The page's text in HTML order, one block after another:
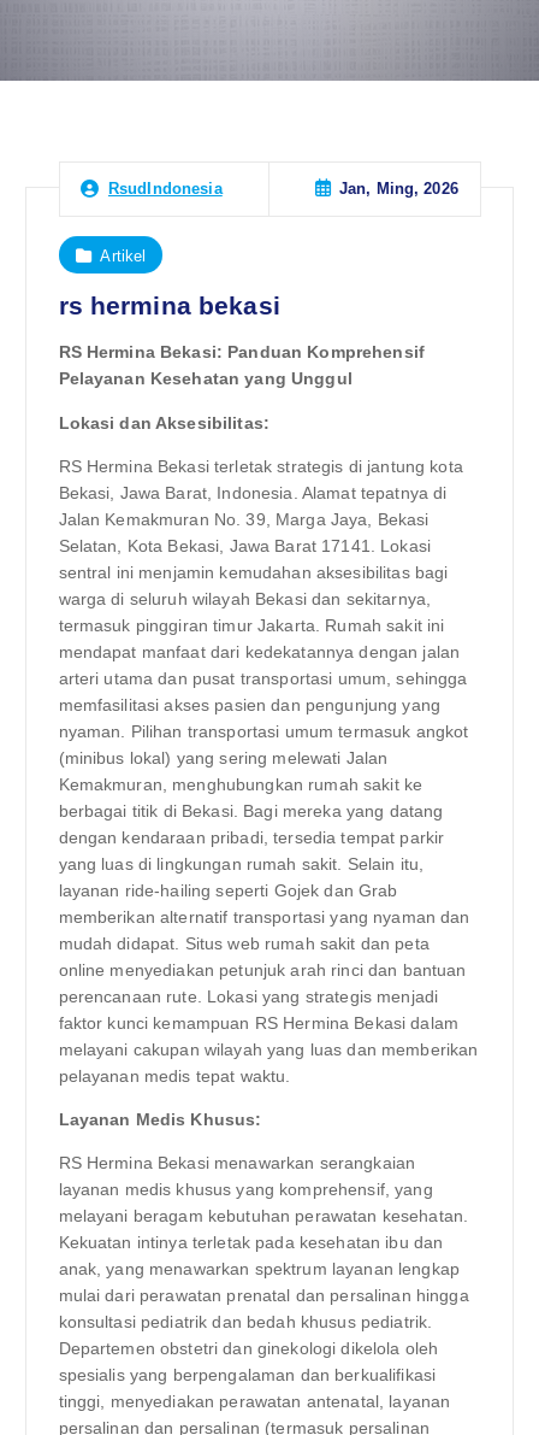
RsudIndonesia Jan, Ming, 2026
Artikel
rs hermina bekasi
RS Hermina Bekasi: Panduan Komprehensif
Pelayanan Kesehatan yang Unggul
Lokasi dan Aksesibilitas:
RS Hermina Bekasi terletak strategis di jantung kota
Bekasi, Jawa Barat, Indonesia. Alamat tepatnya di
Jalan Kemakmuran No. 39, Marga Jaya, Bekasi
Selatan, Kota Bekasi, Jawa Barat 17141. Lokasi
sentral ini menjamin kemudahan aksesibilitas bagi
warga di seluruh wilayah Bekasi dan sekitarnya,
termasuk pinggiran timur Jakarta. Rumah sakit ini
mendapat manfaat dari kedekatannya dengan jalan
arteri utama dan pusat transportasi umum, sehingga
memfasilitasi akses pasien dan pengunjung yang
nyaman. Pilihan transportasi umum termasuk angkot
(minibus lokal) yang sering melewati Jalan
Kemakmuran, menghubungkan rumah sakit ke
berbagai titik di Bekasi. Bagi mereka yang datang
dengan kendaraan pribadi, tersedia tempat parkir
yang luas di lingkungan rumah sakit. Selain itu,
layanan ride-hailing seperti Gojek dan Grab
memberikan alternatif transportasi yang nyaman dan
mudah didapat. Situs web rumah sakit dan peta
online menyediakan petunjuk arah rinci dan bantuan
perencanaan rute. Lokasi yang strategis menjadi
faktor kunci kemampuan RS Hermina Bekasi dalam
melayani cakupan wilayah yang luas dan memberikan
pelayanan medis tepat waktu.
Layanan Medis Khusus:
RS Hermina Bekasi menawarkan serangkaian
layanan medis khusus yang komprehensif, yang
melayani beragam kebutuhan perawatan kesehatan.
Kekuatan intinya terletak pada kesehatan ibu dan
anak, yang menawarkan spektrum layanan lengkap
mulai dari perawatan prenatal dan persalinan hingga
konsultasi pediatrik dan bedah khusus pediatrik.
Departemen obstetri dan ginekologi dikelola oleh
spesialis yang berpengalaman dan berkualifikasi
tinggi, menyediakan perawatan antenatal, layanan
persalinan dan persalinan (termasuk persalinan